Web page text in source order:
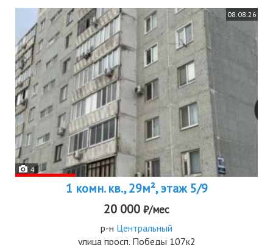
08.08.26
4
1 комн. кв., 29м², этаж 5/9
20 000 ₽/мес
р-н Центральный
улица просп. Победы 107к2